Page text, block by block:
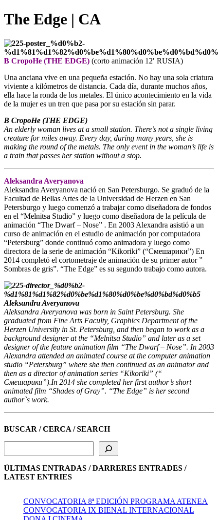
The Edge | CA
B CropoHe (THE EDGE) (corto animación 12′ RUSIA)
Una anciana vive en una pequeña estación. No hay una sola criatura
viviente a kilómetros de distancia. Cada día, durante muchos años,
ella hace la ronda de los metales. El único acontecimiento en la vida
de la mujer es un tren que pasa por su estación sin parar.
B CropoHe (THE EDGE)
An elderly woman lives at a small station. There’s not a single living
creature for miles away. Every day, during many years, she is
making the round of the metals. The only event in the woman’s life is
a train that passes her station without a stop.
Aleksandra Averyanova
Aleksandra Averyanova nació en San Petersburgo. Se graduó de la
Facultad de Bellas Artes de la Universidad de Herzen en San
Petersburgo y luego comenzó a trabajar como diseñadora de fondos
en el “Melnitsa Studio” y luego como diseñadora de la película de
animación “The Dwarf – Nose” . En 2003 Alexandra asistió a un
curso de animación en el estudio de animación por computadora
“Petersburg” donde continuó como animadora y luego como
directora de la serie de animación “Kikoriki” (“Смешарики”) En
2014 completó el cortometraje de animación de su primer autor ”
Sombras de gris”. “The Edge” es su segundo trabajo como autora.
Aleksandra Averyanova
Aleksandra Averyanova was born in Saint Petersburg. She
graduated from Fine Arts Faculty, Graphics Department of the
Herzen University in St. Petersburg, and then began to work as a
background designer at the “Melnitsa Studio” and later as a set
designer of the feature animation film “The Dwarf – Nose”. In 2003
Alexandra attended an animated course at the computer animation
studio “Petersburg” where she then continued as an animator and
then as a director of animation series “Kikoriki” (“
Смешарики”).In 2014 she completed her first author’s short
animated film “Shades of Gray”. “The Edge” is her second
author`s work.
BUSCAR / CERCA / SEARCH
ÚLTIMAS ENTRADAS / DARRERES ENTRADES /
LATEST ENTRIES
CONVOCATORIA 8ª EDICIÓN PROGRAMA ATENEA
CONVOCATORIA IX BIENAL INTERNACIONAL